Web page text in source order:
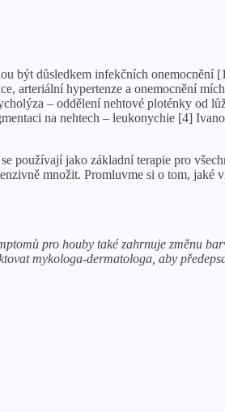
být důsledkem infekčních onemocnění
arteriální hypertenze a onemocnění
– oddělení nehtové ploténky od
na nehtech – leukonychie [4]
používají jako základní terapie pro
množit. Promluvme si o tom, jaké
pro houby také zahrnuje změnu
mykologa-dermatologa, aby